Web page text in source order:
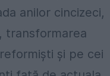
anilor cincizeci,
transformarea
și pe cei